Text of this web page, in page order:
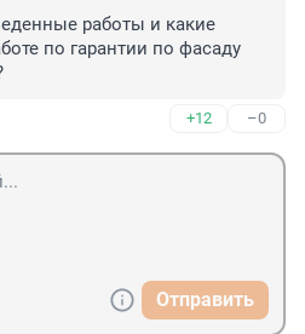
работы и какие
по гарантии по фасаду
+12 –0
Отправить